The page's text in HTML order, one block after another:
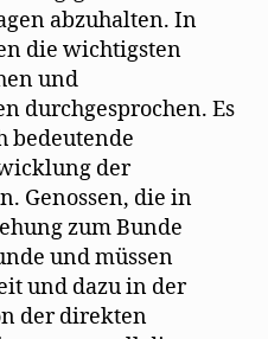
abzuhalten. In
die wichtigsten
und
durchgesprochen. Es
bedeutende
der
Genossen, die in
zum Bunde
und müssen
und dazu in der
der direkten